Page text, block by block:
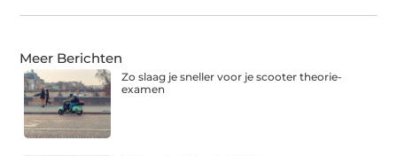
Meer Berichten
Zo slaag je sneller voor je scooter theorie-
examen